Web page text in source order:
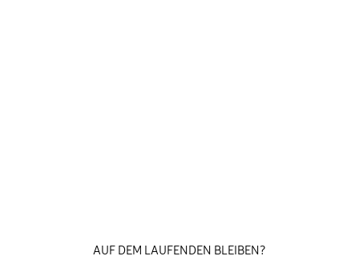
AUF DEM LAUFENDEN BLEIBEN?